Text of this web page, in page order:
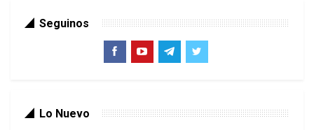
política estuvo determinado por la impresionante
corrupción en la que participaron empresarios
deshonestos, políticos y prensa sin escrúpulos.
nuestras historia la década de corrupción,
Seguinos
Lo Nuevo